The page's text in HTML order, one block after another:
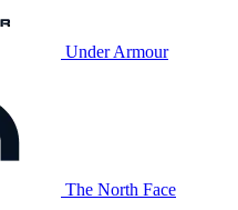
Under Armour
The North Face